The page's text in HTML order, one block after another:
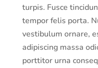
turpis. Fusce
tempor felis porta.
vestibulum ornare,
adipiscing massa
porttitor urna